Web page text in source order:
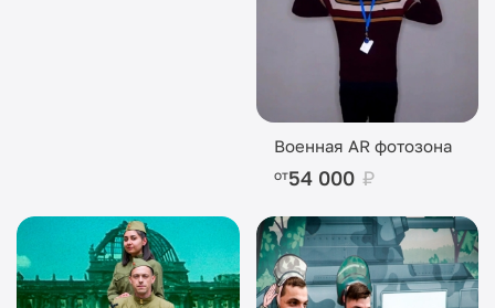
Военная AR фотозона
от54 000 ₽